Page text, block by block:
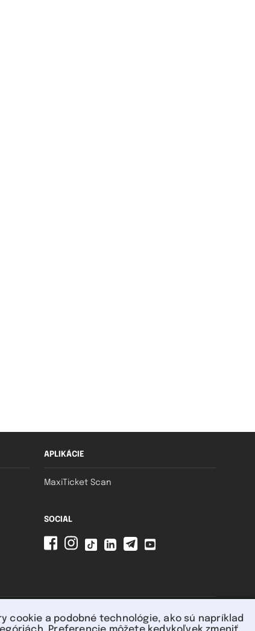
APLIKÁCIE
MaxiTicket Scan
SOCIAL
cookie a podobné technológie, ako sú napríklad